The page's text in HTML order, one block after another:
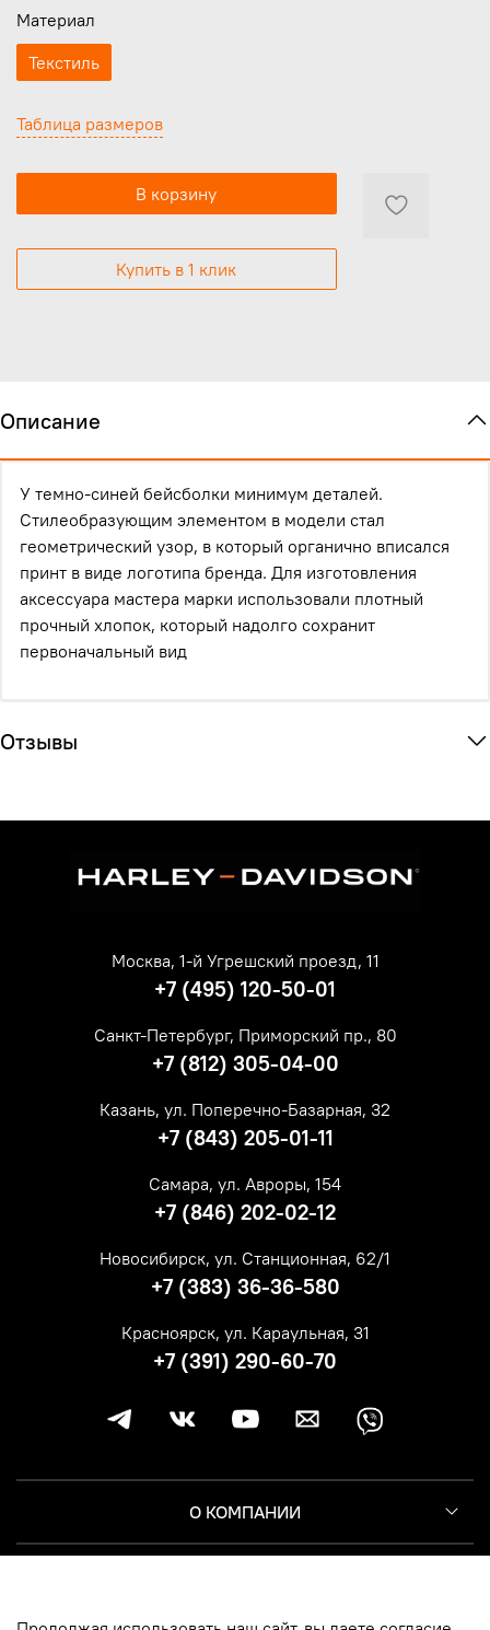
Таблица размеров
В корзину
Купить в 1 клик
Материал
Текстиль
Описание
У темно-синей бейсболки минимум деталей.
Стилеобразующим элементом в модели стал
геометрический узор, в который органично вписался
принт в виде логотипа бренда. Для изготовления
аксессуара мастера марки использовали плотный
прочный хлопок, который надолго сохранит
первоначальный вид
Отзывы
О КОМПАНИИ
Москва, 1-й Угрешский проезд, 11
+7 (495) 120-50-01
Санкт-Петербург, Приморский пр., 80
+7 (812) 305-04-00
Казань, ул. Поперечно-Базарная, 32
+7 (843) 205-01-11
Самара, ул. Авроры, 154
+7 (846) 202-02-12
Новосибирск, ул. Станционная, 62/1
+7 (383) 36-36-580
Красноярск, ул. Караульная, 31
+7 (391) 290-60-70